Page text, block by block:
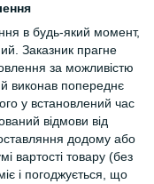
в будь-який момент,
Заказник прагне
за можливістю
виконав попереднє
у встановлений час
відмови від
додому або
вартості товару (без
і погоджується, що